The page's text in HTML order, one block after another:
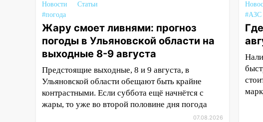
прокуратуры в селах
Ульяновской области привели
в порядок детские площадки
15:27 Прокуратура проверяет
капремонт школы в селе
Кивать
15:08 В Кузоватово после
прокурорской проверки
обновили разметку на
Новости
Статьи
#погода
Жару смоет ливнями: прогноз
погоды в Ульяновской области на
выходные 8-9 августа
Предстоящие выходные, 8 и 9 августа, в
Ульяновской области обещают быть крайне
контрастными. Если суббота ещё начнётся с
жары, то уже во второй половине дня погода
07.08.2026
#АЗС